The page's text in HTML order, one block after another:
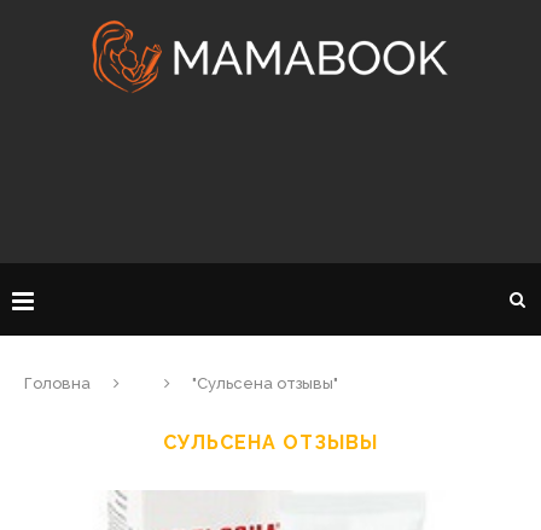
Головна "Сульсена отзывы"
СУЛЬСЕНА ОТЗЫВЫ